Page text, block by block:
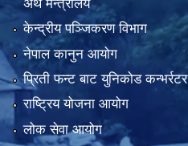
अर्थ मन्त्रालय
केन्द्रीय पञ्जिकरण विभाग
नेपाल कानुन आयोग
प्रिती फन्ट बाट युनिकोड कन्भर्रटर
राष्ट्रिय योजना आयोग
लोक सेवा आयोग